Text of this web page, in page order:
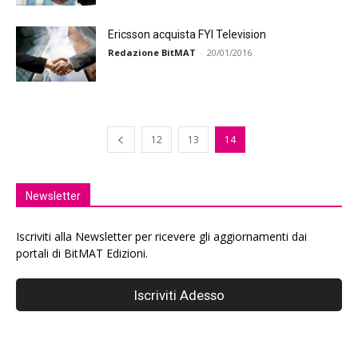
Ericsson acquista FYI Television
Redazione BitMAT - 20/01/2016
12 13 14
Newsletter
Iscriviti alla Newsletter per ricevere gli aggiornamenti dai
portali di BitMAT Edizioni.